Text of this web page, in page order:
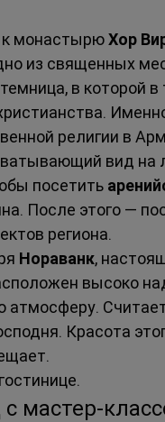
к монастырю Хор
из священных
в которой
религии в
вид на
посетить
После этого —
региона.
Нораванк,
высоко
Красота
с мастер-